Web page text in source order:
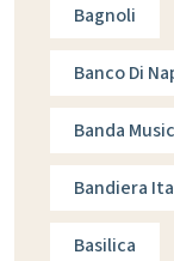
Bagnoli
Banco Di
Banda
Bandiera
Basilica